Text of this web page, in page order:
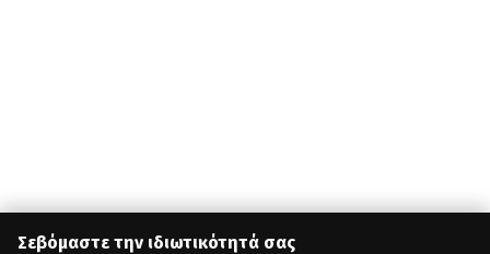
Σεβόμαστε την ιδιωτικότητά σας